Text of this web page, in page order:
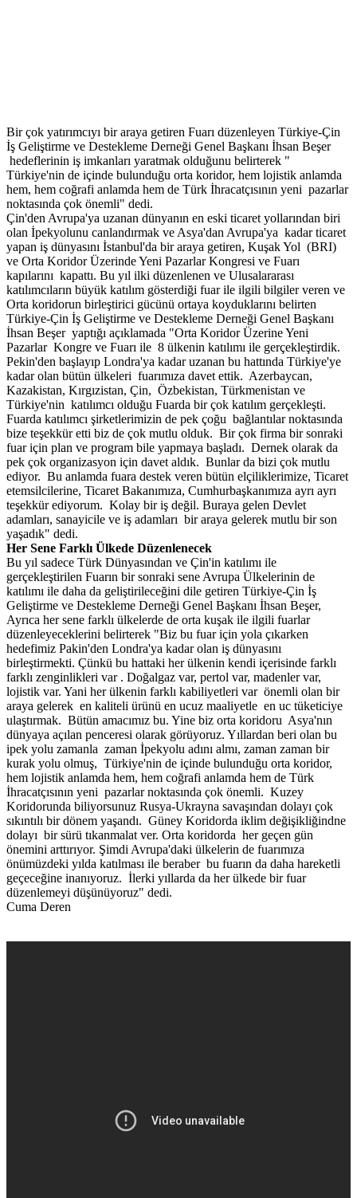
Bir çok yatırımcıyı bir araya getiren Fuarı düzenleyen Türkiye-Çin
İş Geliştirme ve Destekleme Derneği Genel Başkanı İhsan Beşer
hedeflerinin iş imkanları yaratmak olduğunu belirterek "
Türkiye'nin de içinde bulunduğu orta koridor, hem lojistik anlamda
hem, hem coğrafi anlamda hem de Türk İhracatçısının yeni pazarlar
noktasında çok önemli" dedi.
Çin'den Avrupa'ya uzanan dünyanın en eski ticaret yollarından biri
olan İpekyolunu canlandırmak ve Asya'dan Avrupa'ya kadar ticaret
yapan iş dünyasını İstanbul'da bir araya getiren, Kuşak Yol (BRI)
ve Orta Koridor Üzerinde Yeni Pazarlar Kongresi ve Fuarı
kapılarını kapattı. Bu yıl ilki düzenlenen ve Ulusalararası
katılımcıların büyük katılım gösterdiği fuar ile ilgili bilgiler veren ve
Orta koridorun birleştirici gücünü ortaya koyduklarını belirten
Türkiye-Çin İş Geliştirme ve Destekleme Derneği Genel Başkanı
İhsan Beşer yaptığı açıklamada "Orta Koridor Üzerine Yeni
Pazarlar Kongre ve Fuarı ile 8 ülkenin katılımı ile gerçekleştirdik.
Pekin'den başlayıp Londra'ya kadar uzanan bu hattında Türkiye'ye
kadar olan bütün ülkeleri fuarımıza davet ettik. Azerbaycan,
Kazakistan, Kırgızistan, Çin, Özbekistan, Türkmenistan ve
Türkiye'nin katılımcı olduğu Fuarda bir çok katılım gerçekleşti.
Fuarda katılımcı şirketlerimizin de pek çoğu bağlantılar noktasında
bize teşekkür etti biz de çok mutlu olduk. Bir çok firma bir sonraki
fuar için plan ve program bile yapmaya başladı. Dernek olarak da
pek çok organizasyon için davet aldık. Bunlar da bizi çok mutlu
ediyor. Bu anlamda fuara destek veren bütün elçiliklerimize, Ticaret
etemsilcilerine, Ticaret Bakanımıza, Cumhurbaşkanımıza ayrı ayrı
teşekkür ediyorum. Kolay bir iş değil. Buraya gelen Devlet
adamları, sanayicile ve iş adamları bir araya gelerek mutlu bir son
yaşadık" dedi.
Her Sene FarklıÜlkede Düzenlenecek
Bu yıl sadece Türk Dünyasından ve Çin'in katılımı ile
gerçekleştirilen Fuarın bir sonraki sene Avrupa Ülkelerinin de
katılımı ile daha da geliştirileceğini dile getiren Türkiye-Çin İş
Geliştirme ve Destekleme Derneği Genel Başkanı İhsan Beşer,
Ayrıca her sene farklı ülkelerde de orta kuşak ile ilgili fuarlar
düzenleyeceklerini belirterek "Biz bu fuar için yola çıkarken
hedefimiz Pakin'den Londra'ya kadar olan iş dünyasını
birleştirmekti. Çünkü bu hattaki her ülkenin kendi içerisinde farklı
farklı zenginlikleri var . Doğalgaz var, pertol var, madenler var,
lojistik var. Yani her ülkenin farklı kabiliyetleri var önemli olan bir
araya gelerek en kaliteli ürünü en ucuz maaliyetle en uc tüketiciye
ulaştırmak. Bütün amacımız bu. Yine biz orta koridoru Asya'nın
dünyaya açılan penceresi olarak görüyoruz. Yıllardan beri olan bu
ipek yolu zamanla zaman İpekyolu adını almı, zaman zaman bir
kurak yolu olmuş, Türkiye'nin de içinde bulunduğu orta koridor,
hem lojistik anlamda hem, hem coğrafi anlamda hem de Türk
İhracatçısının yeni pazarlar noktasında çok önemli. Kuzey
Koridorunda biliyorsunuz Rusya-Ukrayna savaşından dolayı çok
sıkıntılı bir dönem yaşandı. Güney Koridorda iklim değişikliğindne
dolayı bir sürü tıkanmalat ver. Orta koridorda her geçen gün
önemini arttırıyor. Şimdi Avrupa'daki ülkelerin de fuarımıza
önümüzdeki yılda katılması ile beraber bu fuarın da daha hareketli
geçeceğine inanıyoruz. İlerki yıllarda da her ülkede bir fuar
düzenlemeyi düşünüyoruz" dedi.
Cuma Deren